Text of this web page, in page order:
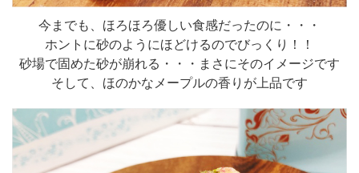
今までも、ほろほろ優しい食感だったのに・・・
ホントに砂のようにほどけるのでびっくり！！
砂場で固めた砂が崩れる・・・まさにそのイメージです
そして、ほのかなメープルの香りが上品です